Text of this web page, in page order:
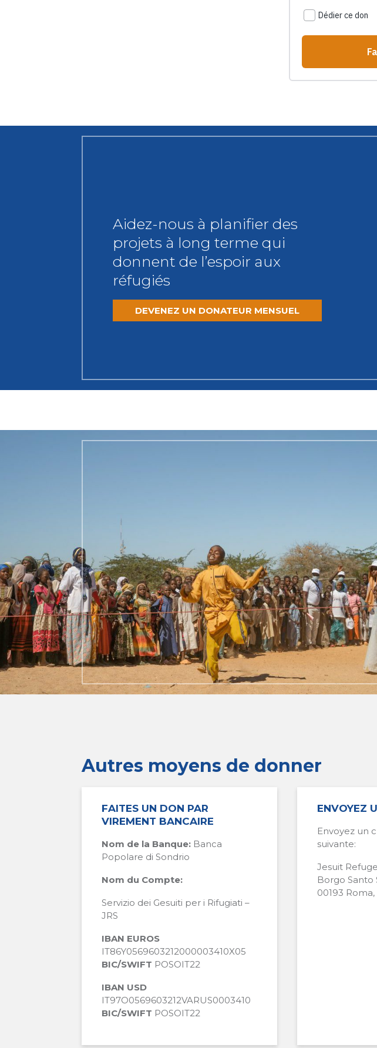
Aidez-nous à planifier des
projets à long terme qui
donnent de l’espoir aux
réfugiés
DEVENEZ UN DONATEUR MENSUEL
Autres moyens de donner
FAITES UN DON PAR
VIREMENT BANCAIRE
Nom de la Banque: Banca
Popolare di Sondrio
Nom du Compte:
Servizio dei Gesuiti per i Rifugiati –
JRS
IBAN EUROS
IT86Y0569603212000003410X05
BIC/SWIFT POSOIT22
IBAN USD
IT97O0569603212VARUS0003410
BIC/SWIFT POSOIT22
ENVOYEZ
Envoyez un
suivante:
Jesuit
Borgo Santo
00193